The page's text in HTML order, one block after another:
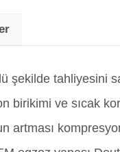
şekilde tahliyesini
birikimi ve sıcak
artması